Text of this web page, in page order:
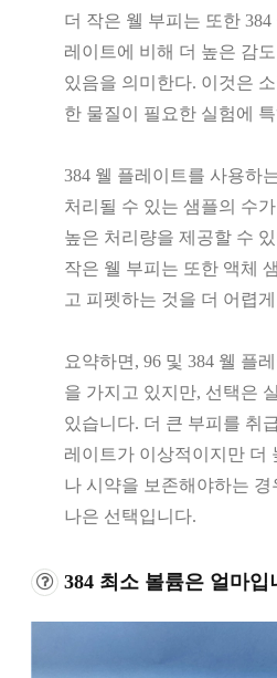
더 작은 웰 부피는 또한
레이트에 비해 더 높은 감
있음을 의미한다. 이것은
한 물질이 필요한 실험에
384 웰 플레이트를 사용하
처리될 수 있는 샘플의 수
높은 처리량을 제공할 수
작은 웰 부피는 또한 액체
고 피펫하는 것을 더 어렵
요약하면, 96 및 384 웰 플
을 가지고 있지만, 선택은
있습니다. 더 큰 부피를 취
레이트가 이상적이지만 더
나 시약을 보존해야하는 경
나은 선택입니다.
384 최소 볼륨은 얼마입